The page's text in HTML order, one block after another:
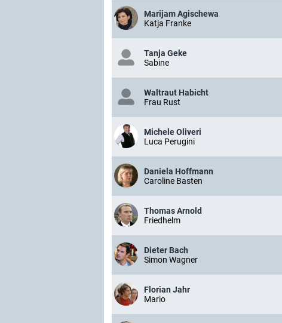
Marijam Agischewa
Katja Franke
Tanja Geke
Sabine
Waltraut Habicht
Frau Rust
Michele Oliveri
Luca Perugini
Daniela Hoffmann
Caroline Basten
Thomas Arnold
Friedhelm
Dieter Bach
Simon Wagner
Florian Jahr
Mario